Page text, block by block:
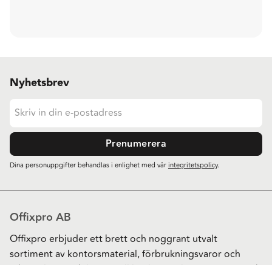
Nyhetsbrev
Prenumerera
Dina personuppgifter behandlas i enlighet med vårintegritetspolicy.
Offixpro AB
Offixpro erbjuder ett brett och noggrant utvalt
sortiment av kontorsmaterial, förbrukningsvaror och